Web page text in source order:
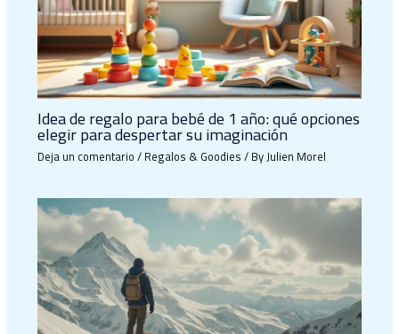
Idea de regalo para bebé de 1 año: qué opciones
elegir para despertar su imaginación
Deja un comentario/Regalos & Goodies/ ByJulien Morel